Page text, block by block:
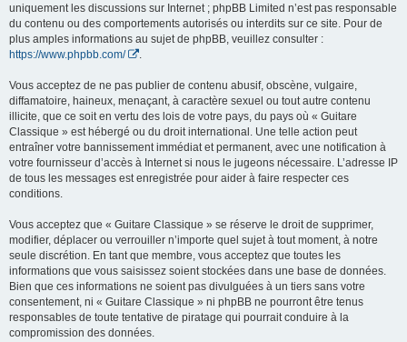
uniquement les discussions sur Internet ; phpBB Limited n’est pas responsable
du contenu ou des comportements autorisés ou interdits sur ce site. Pour de
plus amples informations au sujet de phpBB, veuillez consulter :
https://www.phpbb.com/
Vous acceptez de ne pas publier de contenu abusif, obscène, vulgaire,
diffamatoire, haineux, menaçant, à caractère sexuel ou tout autre contenu
illicite, que ce soit en vertu des lois de votre pays, du pays où « Guitare
Classique » est hébergé ou du droit international. Une telle action peut
entraîner votre bannissement immédiat et permanent, avec une notification à
votre fournisseur d’accès à Internet si nous le jugeons nécessaire. L’adresse IP
de tous les messages est enregistrée pour aider à faire respecter ces
conditions.
Vous acceptez que « Guitare Classique » se réserve le droit de supprimer,
modifier, déplacer ou verrouiller n’importe quel sujet à tout moment, à notre
seule discrétion. En tant que membre, vous acceptez que toutes les
informations que vous saisissez soient stockées dans une base de données.
Bien que ces informations ne soient pas divulguées à un tiers sans votre
consentement, ni « Guitare Classique » ni phpBB ne pourront être tenus
responsables de toute tentative de piratage qui pourrait conduire à la
compromission des données.